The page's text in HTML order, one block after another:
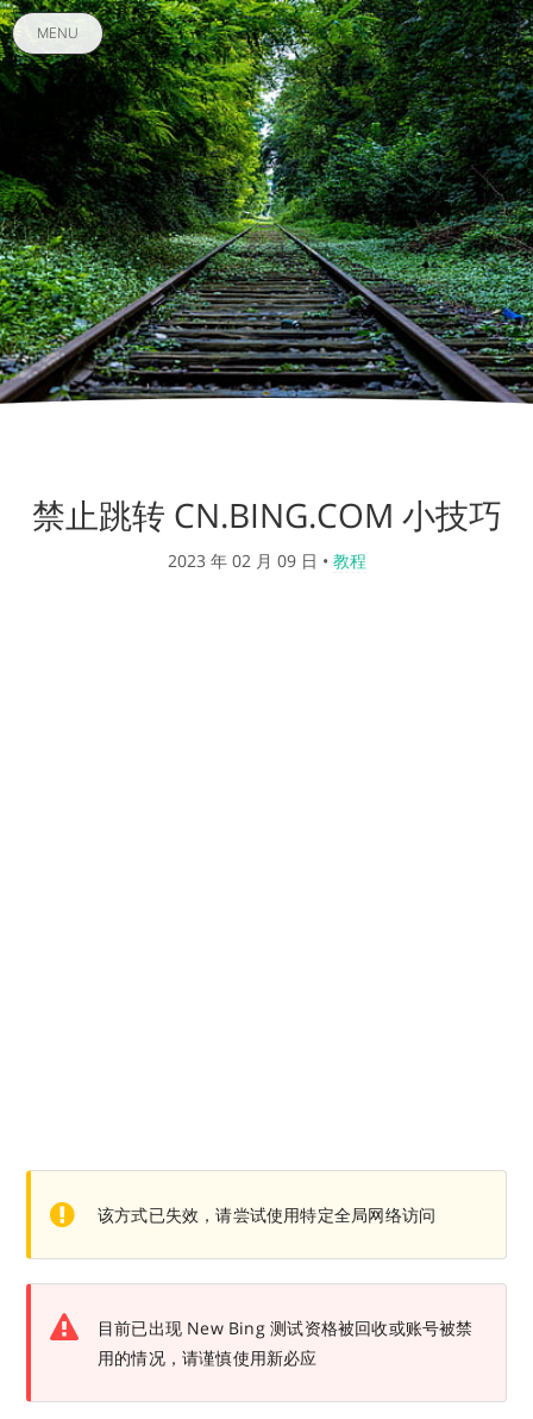
MENU
禁止跳转 CN.BING.COM 小技巧
2023 年 02 月 09 日 • 教程
该方式已失效，请尝试使用特定全局网络访问
目前已出现 New Bing 测试资格被回收或账号被禁
用的情况，请谨慎使用新必应